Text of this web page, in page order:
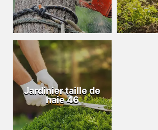
Jardinier taille de
haie 46